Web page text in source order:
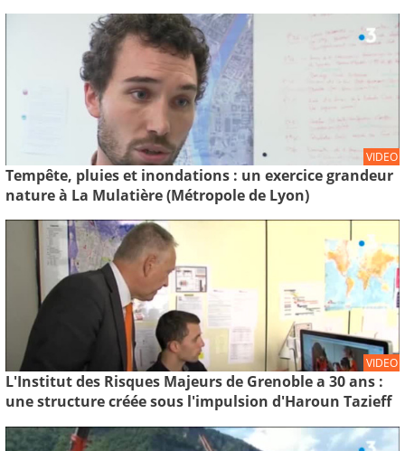
VIDEO
Tempête, pluies et inondations : un exercice grandeur
nature à La Mulatière (Métropole de Lyon)
VIDEO
L'Institut des Risques Majeurs de Grenoble a 30 ans :
une structure créée sous l'impulsion d'Haroun Tazieff